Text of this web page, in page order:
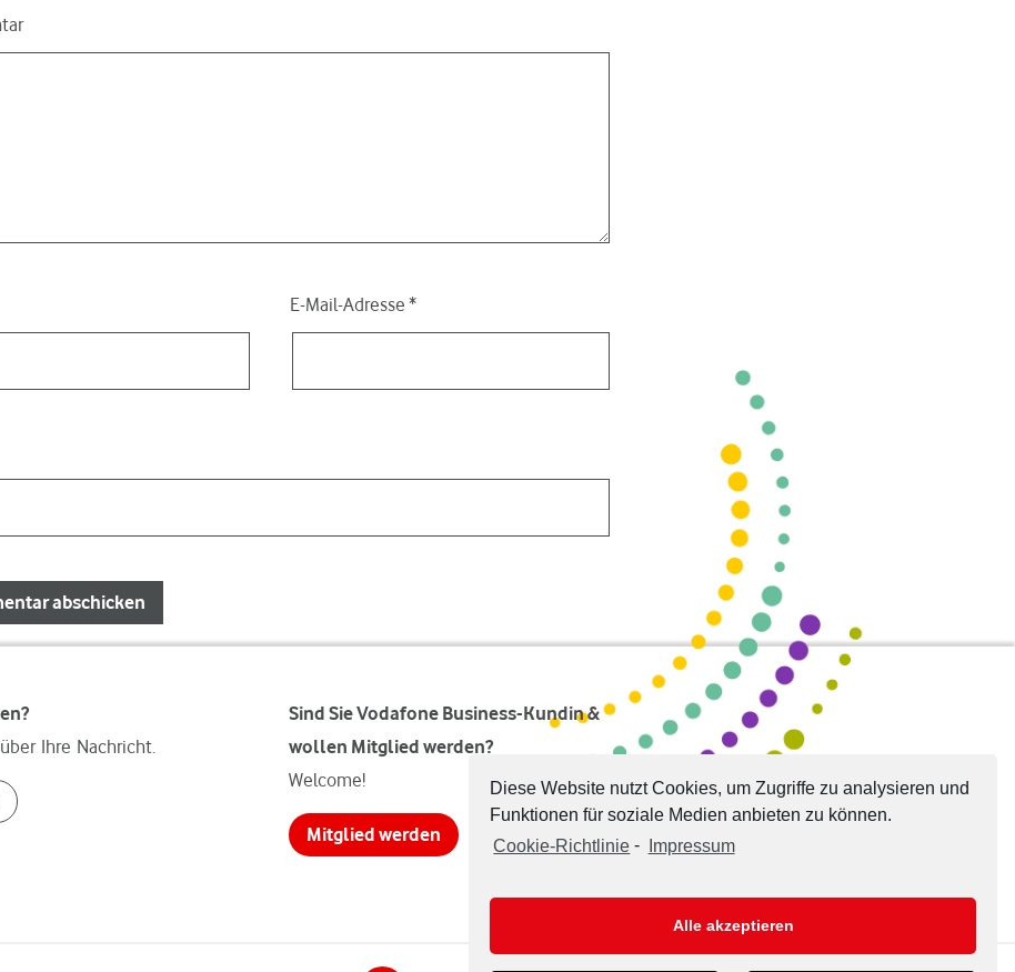
Diese Website nutzt Cookies, um Zugriffe zu analysieren und
Funktionen für soziale Medien anbieten zu können.
Cookie-Richtlinie - Impressum
Alle akzeptieren
E-Mail-Adresse *
Ihre Nachricht.
Sind Sie Vodafone Business-Kundin &
wollen Mitglied werden?
Welcome!
Mitglied werden